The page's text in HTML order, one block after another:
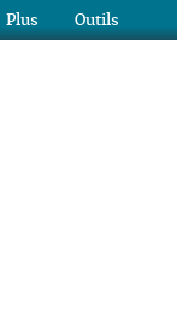
Plus Outils